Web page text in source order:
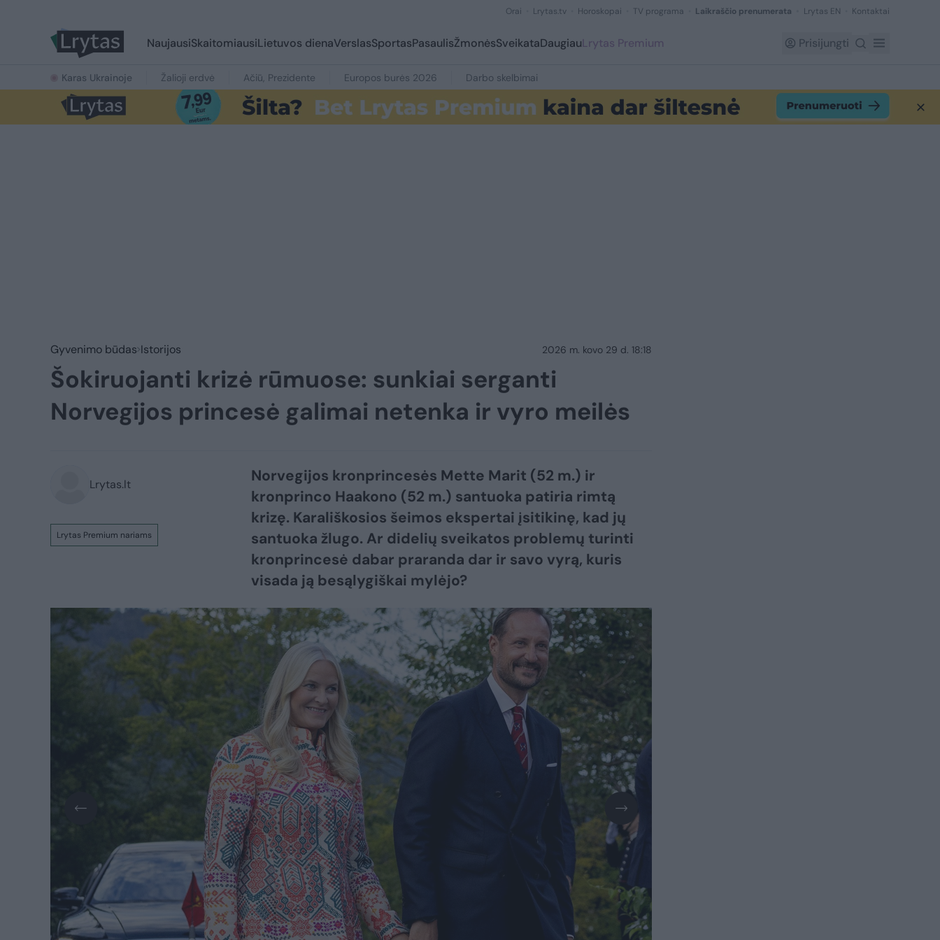
Orai Lrytas.tv Horoskopai TV programa Laikraščio prenumerata Lrytas EN Kontaktai
NaujausiSkaitomiausiLietuvos dienaVerslasSportasPasaulisŽmonėsSveikataDaugiauLrytas Premium Prisijungti
Karas Ukrainoje Žalioji erdvė Ačiū, Prezidente Europos burės 2026 Darbo skelbimai
Gyvenimo būdas Istorijos 2026 m. kovo 29 d. 18:18
Šokiruojanti krizė rūmuose: sunkiai serganti
Norvegijos princesė galimai netenka ir vyro meilės
Lrytas.lt
Lrytas Premium nariams
Norvegijos kronprincesės Mette Marit (52 m.) ir
kronprinco Haakono (52 m.) santuoka patiria rimtą
krizę. Karališkosios šeimos ekspertai įsitikinę, kad jų
santuoka žlugo. Ar didelių sveikatos problemų turinti
kronprincesė dabar praranda dar ir savo vyrą, kuris
visada ją besąlygiškai mylėjo?